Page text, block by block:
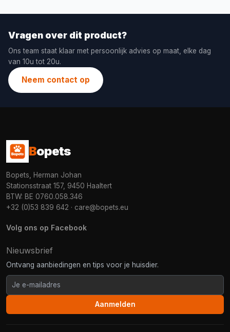
Vragen over dit product?
Ons team staat klaar met persoonlijk advies op maat, elke dag
van 10u tot 20u.
Neem contact op
Bopets
Bopets, Herman Johan
Stationsstraat 157, 9450 Haaltert
BTW: BE 0760.058.346
+32 (0)53 839 642 · care@bopets.eu
Volg ons op Facebook
Nieuwsbrief
Ontvang aanbiedingen en tips voor je huisdier.
Aanmelden